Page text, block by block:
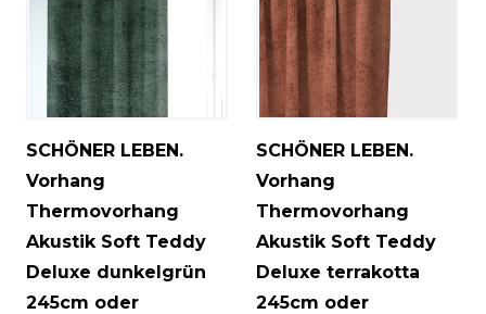
SCHÖNER LEBEN.
Vorhang
Thermovorhang
Akustik Soft Teddy
Deluxe dunkelgrün
245cm oder
SCHÖNER LEBEN.
Vorhang
Thermovorhang
Akustik Soft Teddy
Deluxe terrakotta
245cm oder